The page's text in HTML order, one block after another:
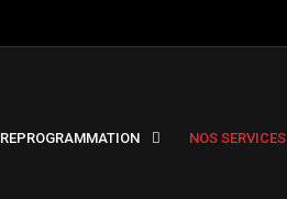
REPROGRAMMATION NOS SERVICES